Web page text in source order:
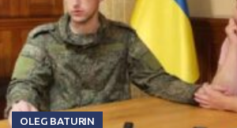
OLEG BATURIN